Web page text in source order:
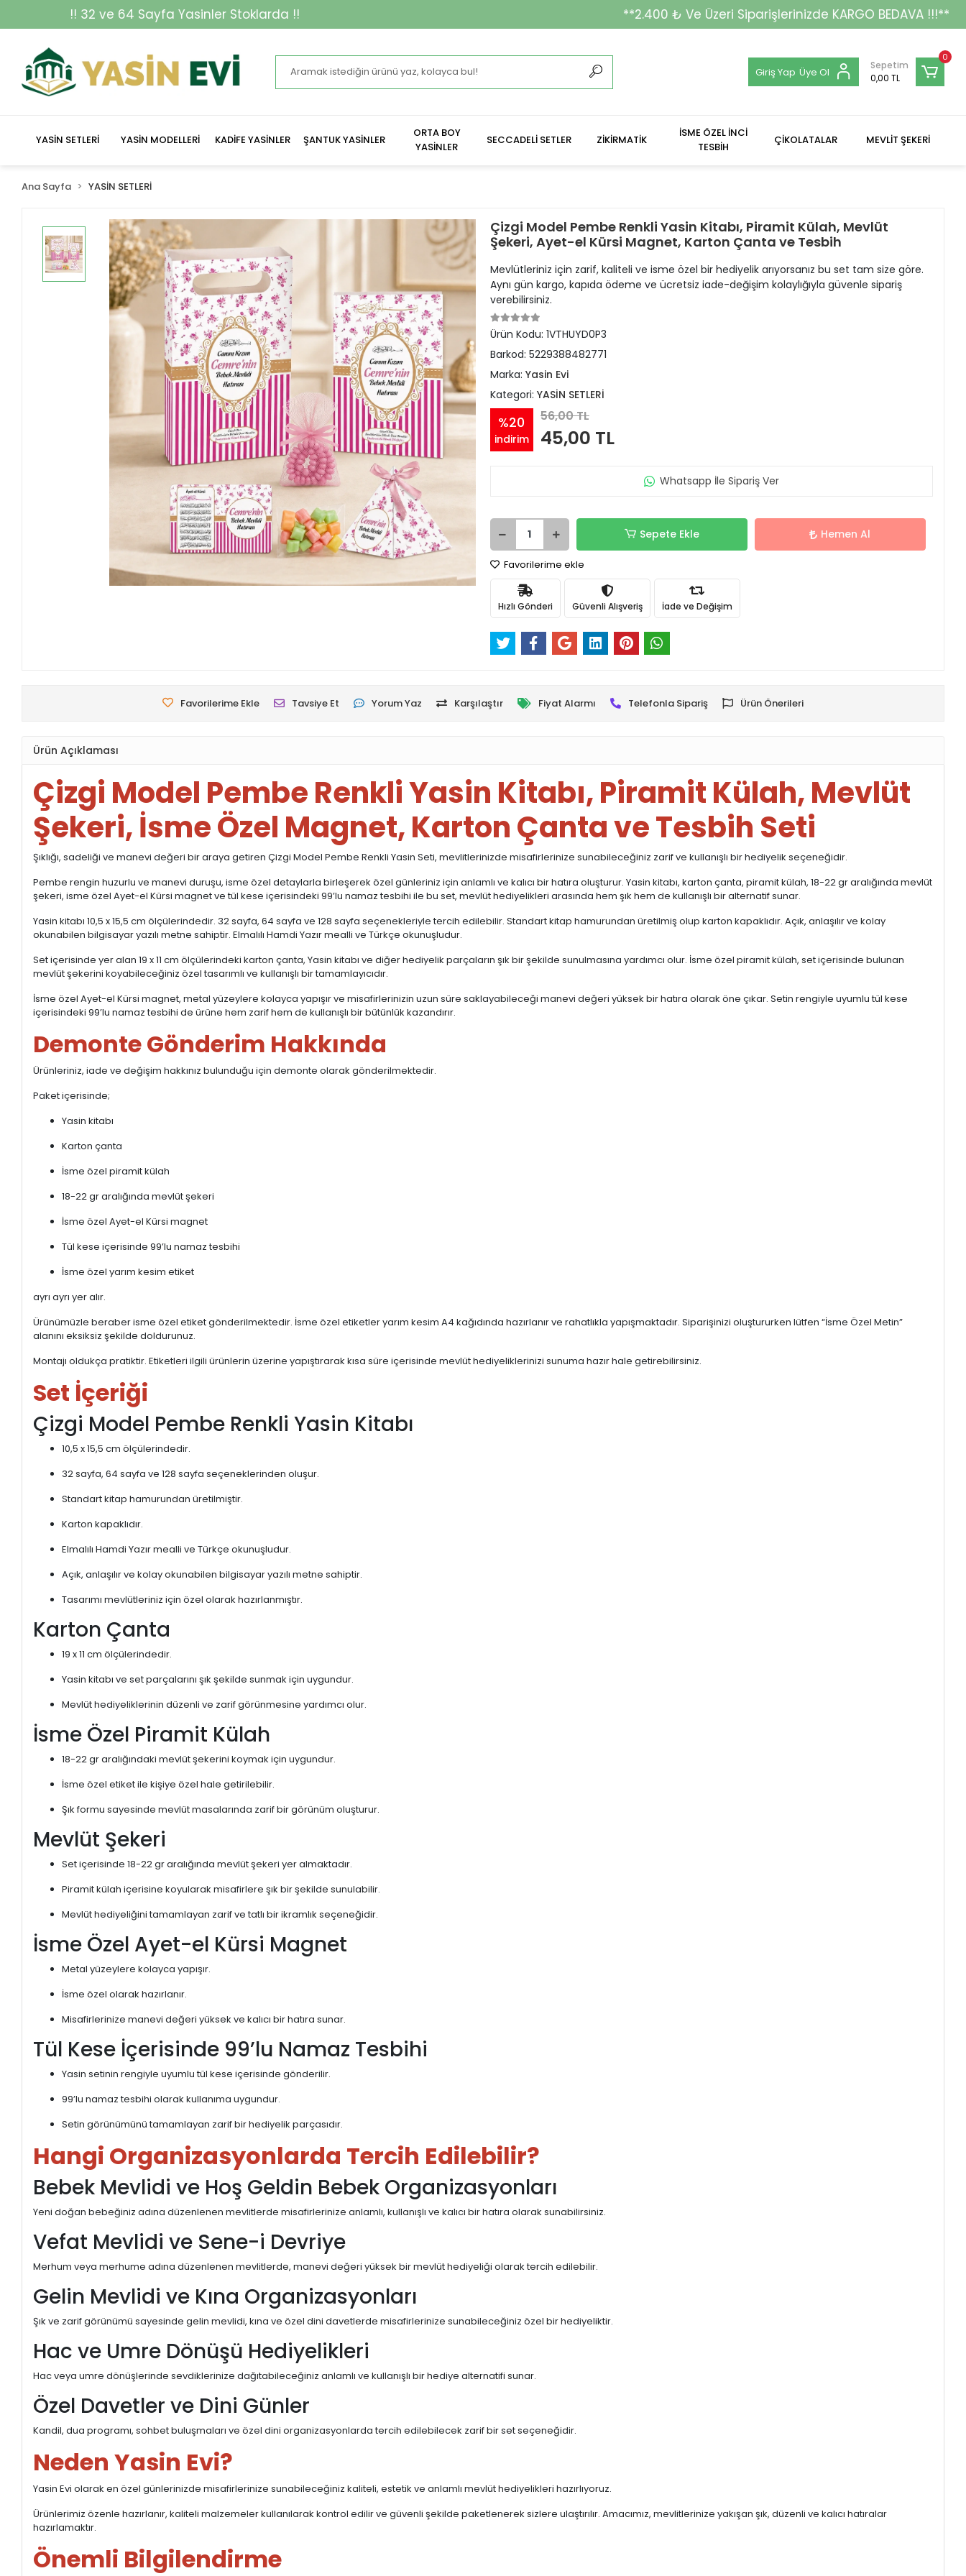
Yasinler Stoklarda !! **2.400 ₺ Ve Üzeri Siparişlerinizde KARGO BEDAVA !!!**
Giriş Yap Üye Ol
0
Sepetim
0,00 TL
YASİN SETLERİ YASİN MODELLERİ KADİFE YASİNLER ŞANTUK YASİNLER
ORTA BOY
YASİNLER
SECCADELİ SETLER ZİKİRMATİK
İSME ÖZEL İNCİ
TESBİH
ÇİKOLATALAR MEVLİT ŞEKERİ
Ana Sayfa YASİN SETLERİ
Çizgi Model Pembe Renkli Yasin Kitabı, Piramit Külah, Mevlüt
Şekeri, Ayet-el Kürsi Magnet, Karton Çanta ve Tesbih
Mevlütleriniz için zarif, kaliteli ve isme özel bir hediyelik arıyorsanız bu set tam size göre.
Aynı gün kargo, kapıda ödeme ve ücretsiz iade-değişim kolaylığıyla güvenle sipariş
verebilirsiniz.
Ürün Kodu: 1VTHUYD0P3
Barkod: 5229388482771
Marka: Yasin Evi
Kategori: YASİN SETLERİ
%20
indirim
56,00 TL
45,00 TL
Whatsapp İle Sipariş Ver
Sepete Ekle Hemen Al
Favorilerime ekle
Hızlı Gönderi Güvenli Alışveriş İade ve Değişim
Favorilerime Ekle Tavsiye Et Yorum Yaz Karşılaştır Fiyat Alarmı Telefonla Sipariş Ürün Önerileri
Ürün Açıklaması
Çizgi Model Pembe Renkli Yasin Kitabı, Piramit Külah, Mevlüt
Şekeri, İsme Özel Magnet, Karton Çanta ve Tesbih Seti
Şıklığı, sadeliği ve manevi değeri bir araya getiren Çizgi Model Pembe Renkli Yasin Seti, mevlitlerinizde misafirlerinize sunabileceğiniz zarif ve kullanışlı bir hediyelik seçeneğidir.
Pembe rengin huzurlu ve manevi duruşu, isme özel detaylarla birleşerek özel günleriniz için anlamlı ve kalıcı bir hatıra oluşturur. Yasin kitabı, karton çanta, piramit külah, 18-22 gr aralığında mevlüt
şekeri, isme özel Ayet-el Kürsi magnet ve tül kese içerisindeki 99’lu namaz tesbihi ile bu set, mevlüt hediyelikleri arasında hem şık hem de kullanışlı bir alternatif sunar.
Yasin kitabı 10,5 x 15,5 cm ölçülerindedir. 32 sayfa, 64 sayfa ve 128 sayfa seçenekleriyle tercih edilebilir. Standart kitap hamurundan üretilmiş olup karton kapaklıdır. Açık, anlaşılır ve kolay
okunabilen bilgisayar yazılı metne sahiptir. Elmalılı Hamdi Yazır mealli ve Türkçe okunuşludur.
Set içerisinde yer alan 19 x 11 cm ölçülerindeki karton çanta, Yasin kitabı ve diğer hediyelik parçaların şık bir şekilde sunulmasına yardımcı olur. İsme özel piramit külah, set içerisinde bulunan
mevlüt şekerini koyabileceğiniz özel tasarımlı ve kullanışlı bir tamamlayıcıdır.
İsme özel Ayet-el Kürsi magnet, metal yüzeylere kolayca yapışır ve misafirlerinizin uzun süre saklayabileceği manevi değeri yüksek bir hatıra olarak öne çıkar. Setin rengiyle uyumlu tül kese
içerisindeki 99’lu namaz tesbihi de ürüne hem zarif hem de kullanışlı bir bütünlük kazandırır.
Demonte Gönderim Hakkında
Ürünleriniz, iade ve değişim hakkınız bulunduğu için demonte olarak gönderilmektedir.
Paket içerisinde;
Yasin kitabı
Karton çanta
İsme özel piramit külah
18-22 gr aralığında mevlüt şekeri
İsme özel Ayet-el Kürsi magnet
Tül kese içerisinde 99’lu namaz tesbihi
İsme özel yarım kesim etiket
ayrı ayrı yer alır.
Ürünümüzle beraber isme özel etiket gönderilmektedir. İsme özel etiketler yarım kesim A4 kağıdında hazırlanır ve rahatlıkla yapışmaktadır. Siparişinizi oluştururken lütfen “İsme Özel Metin”
alanını eksiksiz şekilde doldurunuz.
Montajı oldukça pratiktir. Etiketleri ilgili ürünlerin üzerine yapıştırarak kısa süre içerisinde mevlüt hediyeliklerinizi sunuma hazır hale getirebilirsiniz.
Set İçeriği
Çizgi Model Pembe Renkli Yasin Kitabı
10,5 x 15,5 cm ölçülerindedir.
32 sayfa, 64 sayfa ve 128 sayfa seçeneklerinden oluşur.
Standart kitap hamurundan üretilmiştir.
Karton kapaklıdır.
Elmalılı Hamdi Yazır mealli ve Türkçe okunuşludur.
Açık, anlaşılır ve kolay okunabilen bilgisayar yazılı metne sahiptir.
Tasarımı mevlütleriniz için özel olarak hazırlanmıştır.
Karton Çanta
19 x 11 cm ölçülerindedir.
Yasin kitabı ve set parçalarını şık şekilde sunmak için uygundur.
Mevlüt hediyeliklerinin düzenli ve zarif görünmesine yardımcı olur.
İsme Özel Piramit Külah
18-22 gr aralığındaki mevlüt şekerini koymak için uygundur.
İsme özel etiket ile kişiye özel hale getirilebilir.
Şık formu sayesinde mevlüt masalarında zarif bir görünüm oluşturur.
Mevlüt Şekeri
Set içerisinde 18-22 gr aralığında mevlüt şekeri yer almaktadır.
Piramit külah içerisine koyularak misafirlere şık bir şekilde sunulabilir.
Mevlüt hediyeliğini tamamlayan zarif ve tatlı bir ikramlık seçeneğidir.
İsme Özel Ayet-el Kürsi Magnet
Metal yüzeylere kolayca yapışır.
İsme özel olarak hazırlanır.
Misafirlerinize manevi değeri yüksek ve kalıcı bir hatıra sunar.
Tül Kese İçerisinde 99’lu Namaz Tesbihi
Yasin setinin rengiyle uyumlu tül kese içerisinde gönderilir.
99’lu namaz tesbihi olarak kullanıma uygundur.
Setin görünümünü tamamlayan zarif bir hediyelik parçasıdır.
Hangi Organizasyonlarda Tercih Edilebilir?
Bebek Mevlidi ve Hoş Geldin Bebek Organizasyonları
Yeni doğan bebeğiniz adına düzenlenen mevlitlerde misafirlerinize anlamlı, kullanışlı ve kalıcı bir hatıra olarak sunabilirsiniz.
Vefat Mevlidi ve Sene-i Devriye
Merhum veya merhume adına düzenlenen mevlitlerde, manevi değeri yüksek bir mevlüt hediyeliği olarak tercih edilebilir.
Gelin Mevlidi ve Kına Organizasyonları
Şık ve zarif görünümü sayesinde gelin mevlidi, kına ve özel dini davetlerde misafirlerinize sunabileceğiniz özel bir hediyeliktir.
Hac ve Umre Dönüşü Hediyelikleri
Hac veya umre dönüşlerinde sevdiklerinize dağıtabileceğiniz anlamlı ve kullanışlı bir hediye alternatifi sunar.
Özel Davetler ve Dini Günler
Kandil, dua programı, sohbet buluşmaları ve özel dini organizasyonlarda tercih edilebilecek zarif bir set seçeneğidir.
Neden Yasin Evi?
Yasin Evi olarak en özel günlerinizde misafirlerinize sunabileceğiniz kaliteli, estetik ve anlamlı mevlüt hediyelikleri hazırlıyoruz.
Ürünlerimiz özenle hazırlanır, kaliteli malzemeler kullanılarak kontrol edilir ve güvenli şekilde paketlenerek sizlere ulaştırılır. Amacımız, mevlitlerinize yakışan şık, düzenli ve kalıcı hatıralar
hazırlamaktır.
Önemli Bilgilendirme